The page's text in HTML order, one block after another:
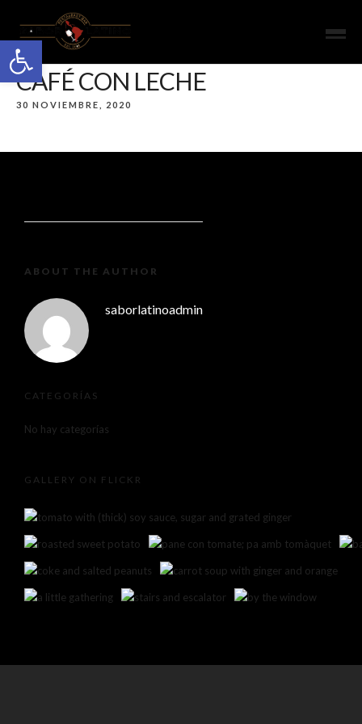
Open toolbar
CAFÉ CON LECHE
30 NOVIEMBRE, 2020
ABOUT THE AUTHOR
saborlatinoadmin
CATEGORÍAS
No hay categorías
GALLERY ON FLICKR